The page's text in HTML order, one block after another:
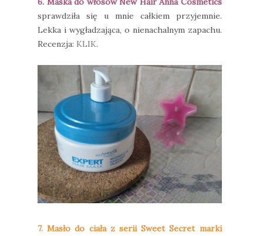
sprawdziła się u mnie całkiem przyjemnie.
Lekka i wygładzająca, o nienachalnym zapachu.
Recenzja: KLIK.
7. Masło do ciała z serii Sweet Secret marki